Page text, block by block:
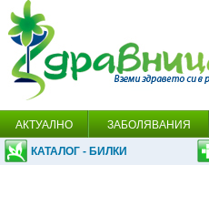
АКТУАЛНО ЗАБОЛЯВАНИЯ
КАТАЛОГ - БИЛКИ